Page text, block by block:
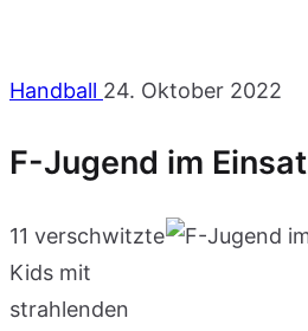
Handball 24. Oktober 2022
F-Jugend im
11 verschwitzte
Kids mit
strahlenden